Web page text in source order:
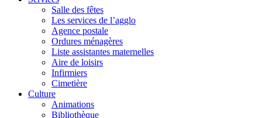
Salle des fêtes
Les services de l’agglo
Agence postale
Ordures ménagères
Liste assistantes maternelles
Aire de loisirs
Infirmiers
Cimetière
Culture
Animations
Bibliothèque